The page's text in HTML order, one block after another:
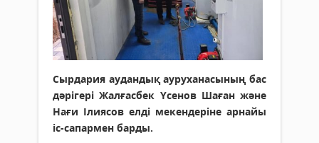
Сырдария аудандық ауруханасының бас
дәрігері Жалғасбек Үсенов Шаған және
Нағи Ілиясов елді мекендеріне арнайы
іс-сапармен барды.